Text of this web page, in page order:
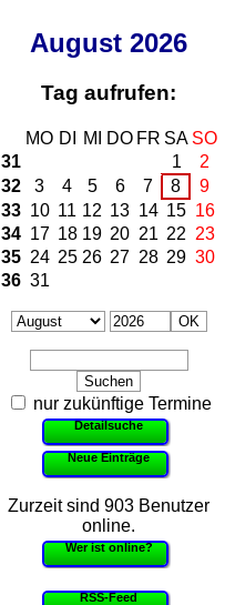
August 2026
Tag aufrufen:
MO DI MI DO FR SA SO
31
1
2
32
3 4 5 6 7 8
9
33 10 11 12 13 14 15 16
34 17 18 19 20 21 22 23
35 24 25 26 27 28 29 30
36 31
nur zukünftige Termine
Detailsuche
Neue Einträge
Zurzeit sind 903 Benutzer
online.
Wer ist online?
RSS-Feed